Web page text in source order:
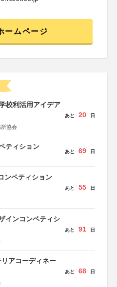
ームページ
校利活用アイデア
協会
あと 20 日
ティション
あと 69 日
ンペティション
あと 55 日
インコンペティシ
あと 91 日
アコーディネー
あと 68 日